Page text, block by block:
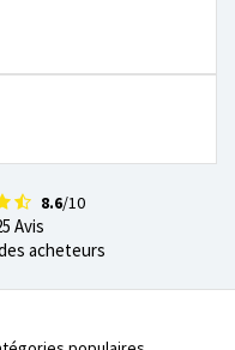
8.6/10
Avis
acheteurs